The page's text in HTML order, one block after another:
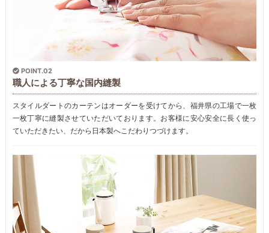
POINT.02
職人による丁寧な国内縫製
スタイルダートのカーテンはオーダーを受けてから、福井県の工場で一枚
一枚丁寧に縫製させていただいております。お客様に安心安全に長く使っ
ていただきたい、だから日本製へこだわりつづけます。